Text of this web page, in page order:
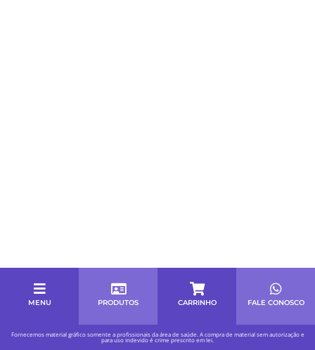
MENU PRODUTOS CARRINHO FALE CONOSCO
Fornecemos material gráfico somente a profissionais da área de saúde. A compra de material sem autorização e
para uso indevido é crime prescrito em lei.